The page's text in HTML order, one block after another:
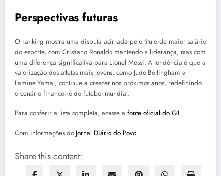
Perspectivas futuras
O ranking mostra uma disputa acirrada pelo título de maior salário
do esporte, com Cristiano Ronaldo mantendo a liderança, mas com
uma diferença significativa para Lionel Messi. A tendência é que a
valorização dos atletas mais jovens, como Jude Bellingham e
Lamine Yamal, continue a crescer nos próximos anos, redefinindo
o cenário financeiro do futebol mundial.
Para conferir a lista completa, acesse a fonte oficial do G1.
Com informações do Jornal Diário do Povo
Share this content: